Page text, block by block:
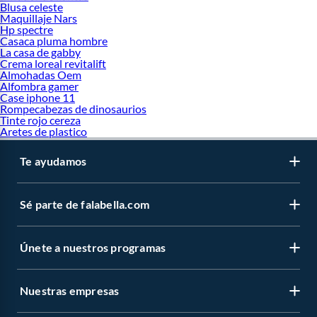
Parrillas
Mosquiteros
Blusa celeste
Maquillaje Nars
Hp spectre
Casaca pluma hombre
La casa de gabby
Crema loreal revitalift
Almohadas Oem
Alfombra gamer
Case iphone 11
Rompecabezas de dinosaurios
Tinte rojo cereza
Aretes de plastico
Te ayudamos
Sé parte de falabella.com
Únete a nuestros programas
Nuestras empresas